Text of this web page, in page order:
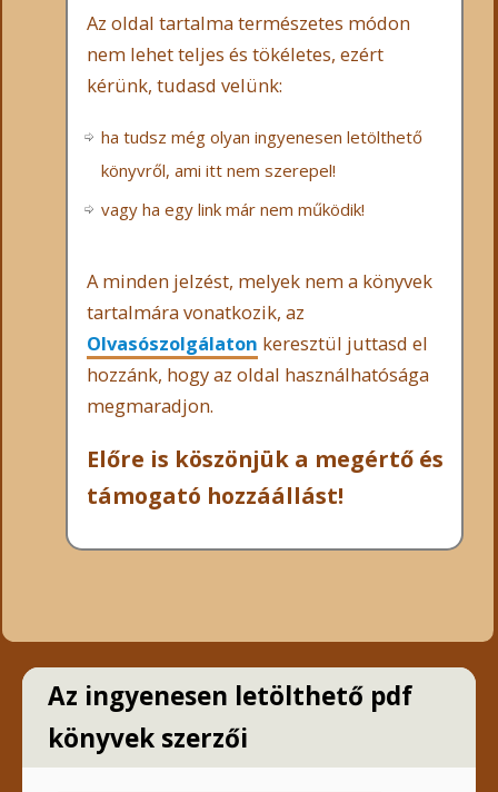
Az oldal tartalma természetes módon
nem lehet teljes és tökéletes, ezért
kérünk, tudasd velünk:
ha tudsz még olyan ingyenesen letölthető
könyvről, ami itt nem szerepel!
vagy ha egy link már nem működik!
A minden jelzést, melyek nem a könyvek
tartalmára vonatkozik, az
Olvasószolgálaton keresztül juttasd el
hozzánk, hogy az oldal használhatósága
megmaradjon.
Előre is köszönjük a megértő és
támogató hozzáállást!
Az ingyenesen letölthető pdf
könyvek szerzői